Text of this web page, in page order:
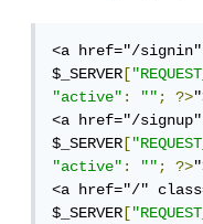
<a href="/
$_SERVER [
"active": ""; ?>
<a href="/
$_SERVER [
"active": ""; ?>
<a href="/"
$_SERVER [